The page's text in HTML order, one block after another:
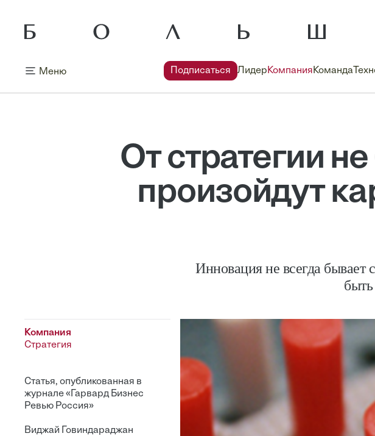
Меню Подписаться ЛидерКомпанияКоманда
От стратегии
произойдут
Инновация не всегда бывает
Компания
Стратегия
Статья, опубликованная в
журнале «Гарвард Бизнес
Ревью Россия»
Виджай Говиндараджан